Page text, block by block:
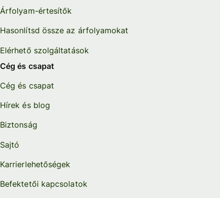
Árfolyam-értesítők
Hasonlítsd össze az árfolyamokat
Elérhető szolgáltatások
Cég és csapat
Cég és csapat
Hírek és blog
Biztonság
Sajtó
Karrierlehetőségek
Befektetői kapcsolatok